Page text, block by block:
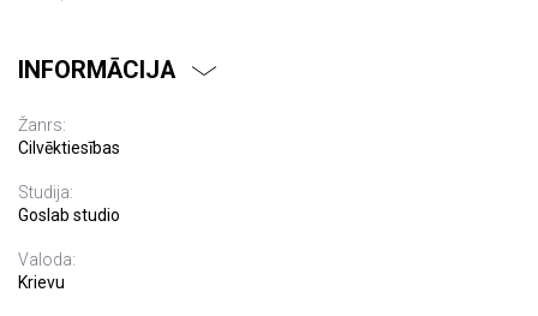
INFORMĀCIJA
Žanrs:
Cilvēktiesības
Studija:
Goslab studio
Valoda:
Krievu